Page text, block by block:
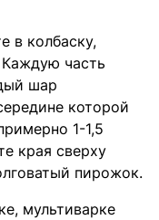
в колбаску,
часть
шар
которой
1-1,5
края сверху
пирожок.
мультиварке